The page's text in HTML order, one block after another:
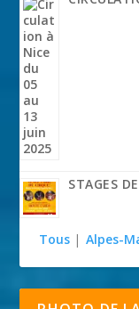
STAGES
Tous | Alpes-